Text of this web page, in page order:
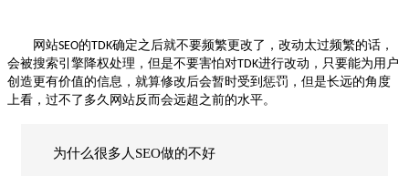
网站SEO的TDK确定之后就不要频繁更改了，改动太过频繁的话，
会被搜索引擎降权处理，但是不要害怕对TDK进行改动，只要能为用户
创造更有价值的信息，就算修改后会暂时受到惩罚，但是长远的角度
上看，过不了多久网站反而会远超之前的水平。
为什么很多人SEO做的不好